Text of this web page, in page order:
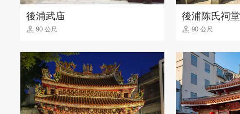
後浦武庙
90 公尺
後浦陈氏祠堂
90 公尺